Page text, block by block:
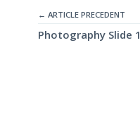
← ARTICLE PRECEDENT
Photography Slide 1